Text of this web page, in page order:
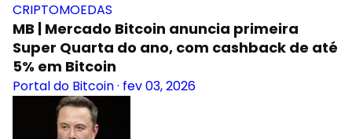
CRIPTOMOEDAS
MB | Mercado Bitcoin anuncia primeira
Super Quarta do ano, com cashback de até
5% em Bitcoin
Portal do Bitcoin· fev 03, 2026